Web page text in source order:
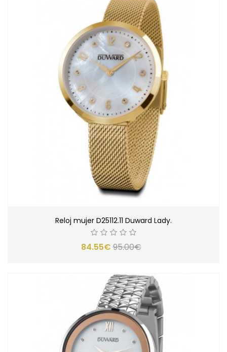
Reloj mujer D25112.11 Duward Lady.
84.55€95.00€